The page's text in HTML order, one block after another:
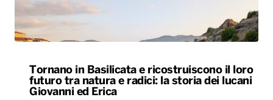
Tornano in Basilicata e ricostruiscono il loro
futuro tra natura e radici: la storia dei lucani
Giovanni ed Erica